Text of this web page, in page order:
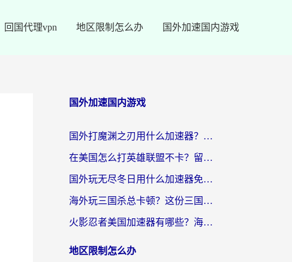
回国代理vpn 地区限制怎么办 国外加速国内游戏
国外加速国内游戏
国外打魔渊之刃用什么加速器？2026海外玩家国服游戏加速全攻略（附闪耀暖暖&复苏的魔女避坑指南）
在美国怎么打英雄联盟不卡？留学生亲测的国服游戏加速全攻略
国外玩无尽冬日用什么加速器免费？海外党国服游戏加速避坑指南
海外玩三国杀总卡顿？这份三国杀游戏加速器指南帮你告别延迟烦恼
火影忍者美国加速器有哪些？海外党亲测的国服游戏加速全攻略（含菲律宾玩三国之刃守望黎明技巧）
地区限制怎么办